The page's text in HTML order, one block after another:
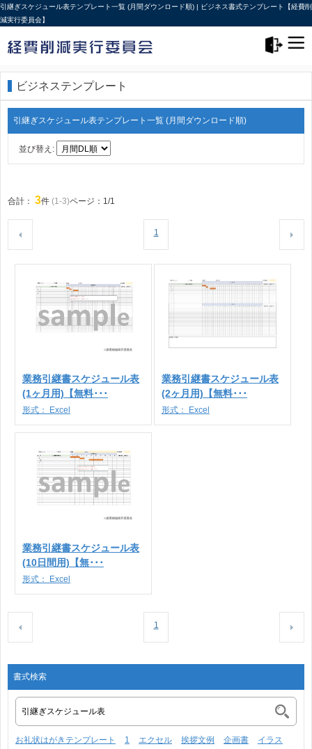
引継ぎスケジュール表テンプレート一覧 (月間ダウンロード順) | ビジネス書式テンプレート【経費削
減実行委員会】
ビジネステンプレート
引継ぎスケジュール表テンプレート一覧 (月間ダウンロード順)
並び替え:
合計： 3件 (1-3)ページ：1/1
1
業務引継書スケジュール表
(1ヶ月用)【無料･･･
形式： Excel
業務引継書スケジュール表
(2ヶ月用)【無料･･･
形式： Excel
業務引継書スケジュール表
(10日間用)【無･･･
形式： Excel
1
書式検索
お礼状はがきテンプレート 1 エクセル 挨拶文例 企画書
イラス